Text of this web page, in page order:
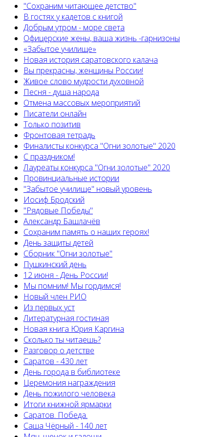
"Сохраним читающее детство"
В гостях у кадетов с книгой
Добрым утром - море света
Офицерские жены, ваша жизнь -гарнизоны
«Забытое училище»
Новая история саратовского калача
Вы прекрасны, женщины России!
Живое слово мудрости духовной
Песня - душа народа
Отмена массовых мероприятий
Писатели онлайн
Только позитив
Фронтовая тетрадь
Финалисты конкурса "Огни золотые" 2020
С праздником!
Лауреаты конкурса "Огни золотые" 2020
Провинциальные истории
"Забытое училище" новый уровень
Иосиф Бродский
"Рядовые Победы"
Александр Башлачёв
Сохраним память о наших героях!
День защиты детей
Сборник "Огни золотые"
Пушкинский день
12 июня - День России!
Мы помним! Мы гордимся!
Новый член РИО
Из первых уст
Литературная гостиная
Новая книга Юрия Каргина
Сколько ты читаешь?
Разговор о детстве
Саратов - 430 лет
День города в библиотеке
Церемония награждения
День пожилого человека
Итоги книжной ярмарки
Саратов. Победа.
Саша Чёрный - 140 лет